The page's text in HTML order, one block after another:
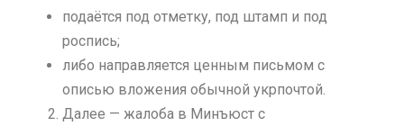
подаётся под отметку, под штамп и под
роспись;
либо направляется ценным письмом с
описью вложения обычной укрпочтой.
Далее — жалоба в Минъюст с